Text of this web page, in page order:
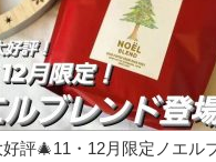
好評🎄11・12月限定ノエル